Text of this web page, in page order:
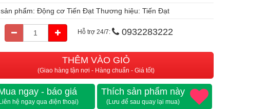
phẩm: Động cơ Tiến Đạt Thương hiệu:Tiến Đạt
Hỗ trợ 24/7: 0932283222
THÊM VÀO GIỎ
(Giao hàng tận nơi - Hàng chuẩn - Giá tốt)
ngay - báo giá
hệ ngay qua điện thoại)
Thích sản phẩm này
(Lưu để sau quay lại mua)